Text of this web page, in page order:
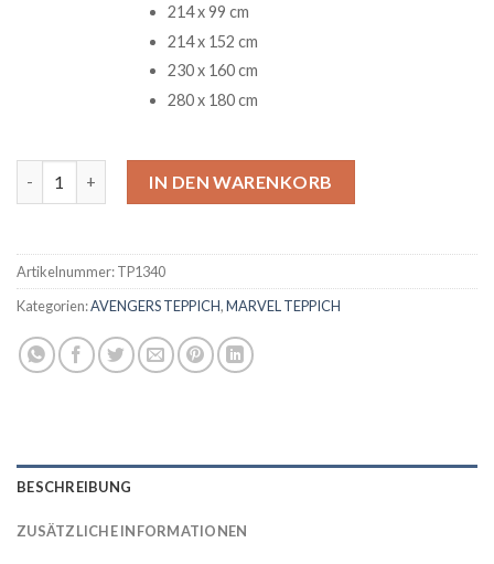
214 x 99 cm
214 x 152 cm
230 x 160 cm
280 x 180 cm
IN DEN WARENKORB
Artikelnummer:TP1340
Kategorien:AVENGERS TEPPICH,MARVEL TEPPICH
BESCHREIBUNG
ZUSÄTZLICHE INFORMATIONEN